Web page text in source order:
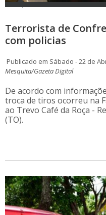
Terrorista de
com policias
Publicado em Sábado - 22 de
Mesquita/Gazeta Digital
De acordo com
troca de tiros ocorreu na
ao Trevo Café da Roça -
(TO).